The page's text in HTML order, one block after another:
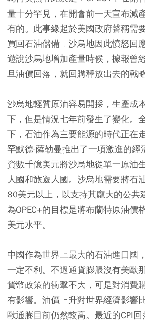
量十分罕見，在開會前一天宣布減
有的。此事緣起於美國政府聲稱需
買回石油儲備，沙烏地因此憤怒回
遊說沙烏地增加產量時候，據報曾
旦油價回落，就回購釋放出去的戰略
沙烏地輕質原油容易開採，生產成
下，但是情況七年前發生了變化。
下，石油作為主要能源的時代正在
罕默德-薩勒曼推出了一項激進的經
資數千億美元將沙烏地從單一原油
大國和旅遊大國。沙烏地需要將石
80美元以上，以支持其龐大的公共
為OPEC+的目標是將布蘭特原油價
美元水平。
中國作為世界上最大的石油進口國
一定不利。不過通貨膨脹沒有美歐
貨幣政策的衝擊不大，可是對消費
有影響。油價上升對世界經濟影響
歐通膨目前仍然較高。最近的CPI